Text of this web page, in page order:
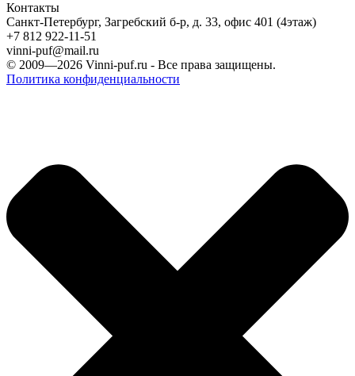
Контакты
Санкт-Петербург, Загребский б-р, д. 33, офис 401 (4этаж)
+7 812 922-11-51
vinni-puf@mail.ru
© 2009—2026 Vinni-puf.ru - Все права защищены.
Политика конфиденциальности